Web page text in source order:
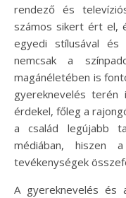
rendező és
számos sikert ért el,
egyedi stílusával és
nemcsak a
magánéletében is
gyereknevelés
érdekel, főleg a
a család legújabb
médiában, hiszen
tevékenységek
A gyereknevelés és